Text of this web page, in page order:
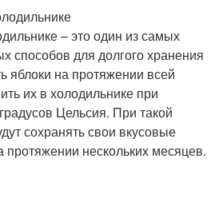
– это один из самых
способов для долгого хранения
яблоки на протяжении всей
их в холодильнике при
Цельсия. При такой
сохранять свои вкусовые
протяжении нескольких месяцев.